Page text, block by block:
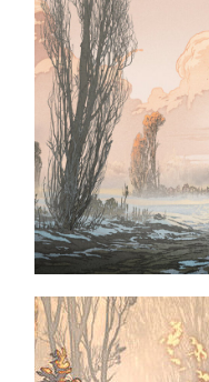
Mein Stadtteil
Galerie
Verkehrsmeldungen
Polizeimeldungen
Themen und Termine